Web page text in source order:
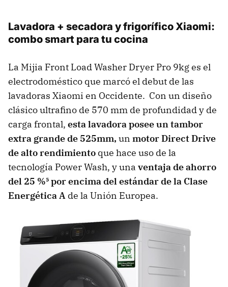
Lavadora + secadora y frigorífico Xiaomi:
combo smart para tu cocina
La Mijia Front Load Washer Dryer Pro 9kg es el
electrodoméstico que marcó el debut de las
lavadoras Xiaomi en Occidente. Con un diseño
clásico ultrafino de 570 mm de profundidad y de
carga frontal, esta lavadora posee un tambor
extra grande de 525mm, un motor Direct Drive
de alto rendimiento que hace uso de la
tecnología Power Wash, y una ventaja de ahorro
del 25 %⁵ por encima del estándar de la Clase
Energética A de la Unión Europea.